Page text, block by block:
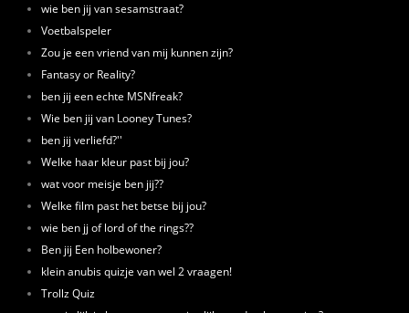
wie ben jij van sesamstraat?
Voetbalspeler
Zou je een vriend van mij kunnen zijn?
Fantasy or Reality?
ben jij een echte MSNfreak?
Wie ben jij van Looney Tunes?
ben jij verliefd?''
Welke haar kleur past bij jou?
wat voor meisje ben jij??
Welke film past het betse bij jou?
wie ben jj of lord of the rings??
Ben jij Een holbewoner?
klein anubis quizje van wel 2 vraagen!
Trollz Quiz